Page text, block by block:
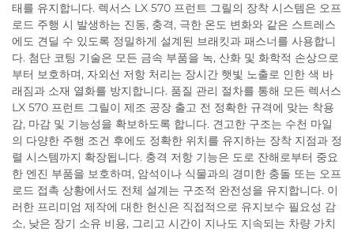
태를 유지합니다. 렉서스 LX 570 프런트 그릴의 장착 시스템은 오프
로드 주행 시 발생하는 진동, 충격, 극한 온도 변화와 같은 스트레스
에도 견딜 수 있도록 정밀하게 설계된 브래킷과 패스너를 사용합니
다. 첨단 코팅 기술은 모든 금속 부품을 녹, 산화 및 화학적 손상으로
부터 보호하며, 자외선 저항 처리는 장시간 햇빛 노출로 인한 색 바
래짐과 소재 열화를 방지합니다. 품질 관리 절차를 통해 모든 렉서스
LX 570 프런트 그릴이 제조 공장 출고 전 정확한 규격에 맞는 착용
감, 마감 및 기능성을 확보하도록 합니다. 견고한 구조는 수천 마일
의 다양한 주행 조건 후에도 정확한 위치를 유지하는 장착 지점과 정
렬 시스템까지 확장됩니다. 충격 저항 기능은 도로 잔해로부터 중요
한 엔진 부품을 보호하며, 암석이나 식물과의 경미한 충돌 또는 오프
로드 접촉 상황에서도 전체 설계는 구조적 완전성을 유지합니다. 이
러한 프리미엄 제작에 대한 헌신은 직접적으로 유지보수 필요성 감
소, 낮은 장기 소유 비용, 그리고 시간이 지나도 지속되는 차량 가치